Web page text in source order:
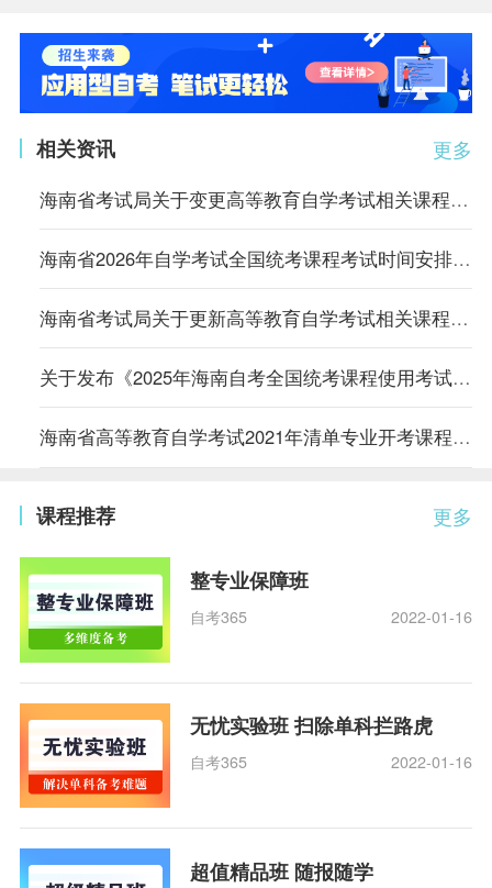
更多
相关资讯
海南省考试局关于变更高等教育自学考试相关课程教材的公告
海南省2026年自学考试全国统考课程考试时间安排及统考课程使用参考教材公告
海南省考试局关于更新高等教育自学考试相关课程教材的公告
关于发布《2025年海南自考全国统考课程使用考试大纲、教材目录》的公告
海南省高等教育自学考试2021年清单专业开考课程参考教材目录
更多
课程推荐
整专业保障班
自考365 2022-01-16
无忧实验班 扫除单科拦路虎
自考365 2022-01-16
超值精品班 随报随学